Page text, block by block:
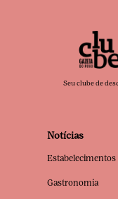
Seu clube de
Notícias
Estabelecimentos
Gastronomia